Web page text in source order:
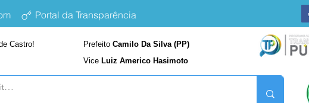
Portal da Transparência
Castro! Prefeito Camilo Da Silva (PP)
Vice Luiz Americo Hasimoto